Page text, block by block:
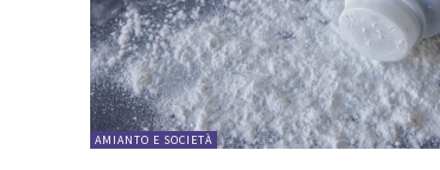
AMIANTO E SOCIETÀ